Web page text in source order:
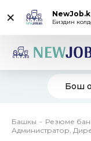
Биздин
Кирүү Катталуу
Бош
Breadcrumb
Башкы
Резюме
Администратор,